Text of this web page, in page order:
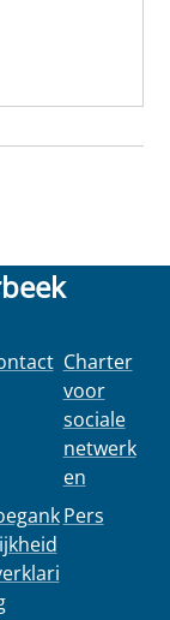
Charter
voor
sociale
netwerk
en
Pers